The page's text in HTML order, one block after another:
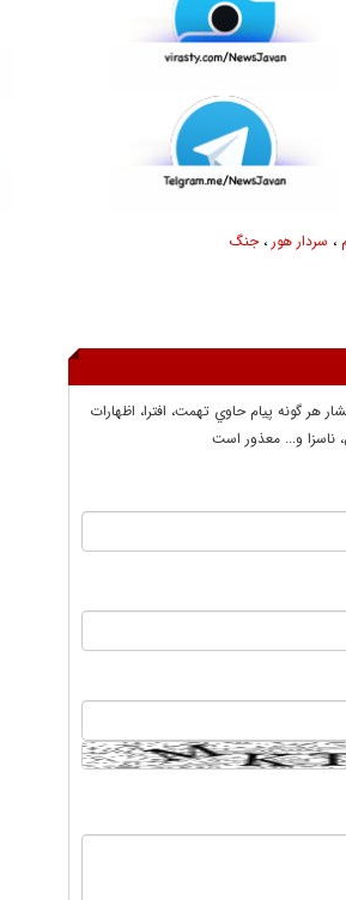
، سردار هور،جنگ
هر گونه پيام حاوي تهمت، افترا، اظهارات
ناسزا و... معذور است